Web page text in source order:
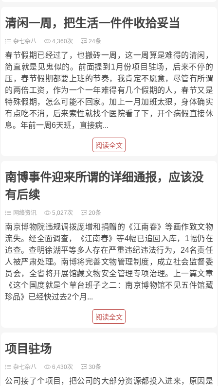
清闲一周，把生活一件件收拾妥当
杂七杂八 4,360次 24条
春节假期已经过了，也搬砖一周，这一周算是难得的清闲，
简直就是见鬼似的。前面提到1月份项目驻场，后来不停的
压，春节假期都要上班的节奏，我肯定不愿意，尽管有所谓
的两倍工资，作为一个一年难得有几个假期的人，春节又是
特殊假期，怎么可能不回家。加上一月加班太狠，身体确实
有点吃不消，后来索性就找个医院看了下，开个病假直接休
息。年前一周6天班，直接病...
阅读全文
南博事件迎来所谓的详细通报，应该没
有后续
网络资讯 5,027次 20条
南京博物院违规调拨庞增和捐赠的《江南春》等画作致文物
流失。经全面调查，《江南春》等4幅已追回入库，1幅仍在
追查。查明徐湖平等多人存在严重违纪违法行为，24名责任
人被严肃处理。南博将完善文物管理制度，成立社会监督委
员会，全省将开展馆藏文物安全管理专项治理。上一篇文章
《这个国度就是个草台班子之二：南京博物馆不见五件馆藏
珍品》已经快过去2个月...
阅读全文
项目驻场
杂七杂八 6,430次 30条
公司接了个项目，把公司的大部分资源都投入进来，原因是